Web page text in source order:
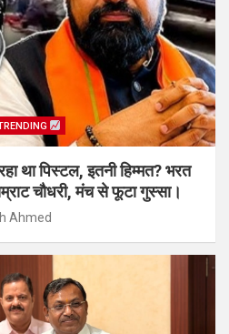
था पिस्टल, इतनी हिम्मत? भरत
चौधरी, मंच से फूटा गुस्सा।
Ahmed